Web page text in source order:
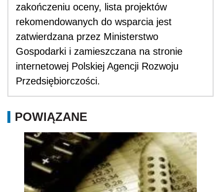
zakończeniu oceny, lista projektów
rekomendowanych do wsparcia jest
zatwierdzana przez Ministerstwo
Gospodarki i zamieszczana na stronie
internetowej Polskiej Agencji Rozwoju
Przedsiębiorczości.
POWIĄZANE